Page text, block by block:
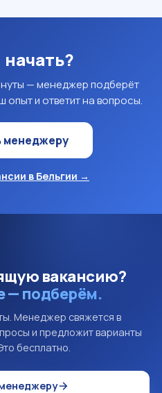
— менеджер подберёт
опыт и ответит на вопросы.
менеджеру
в Бельгии →
вакансию?
— подберём.
Менеджер свяжется в
и предложит варианты
бесплатно.